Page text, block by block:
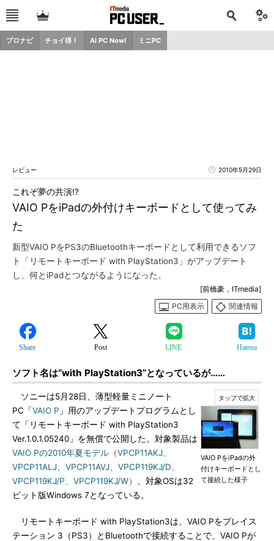
プロナビ チョイ得！ AI PC Now! ミニPC
レビュー 2010年5月29日
VAIO PをiPadの外付けキーボードとして使ってみ
た
これぞ夢の共演!?
新型VAIO PをPS3のBluetoothキーボードとして利用できるソフ
ト「リモートキーボード with PlayStation3」がアップデート
し、何とiPadとつながるようになった。
[前橋豪，ITmedia]
PC用表示
関連情報
Share Post LINE Hatena
ソフト名は“with PlayStation3”となっているが……
VAIO PをiPadの外
付けキーボードとし
て接続した様子
ソニーは5月28日、薄型軽量ミニノート
PC「VAIO P 」用のアップデートプログラムとし
て「リモートキーボード with PlayStation3
Ver.1.0.1.05240」を無償で公開した。対象製品は
VAIO Pの2010年夏モデル（VPCP11AKJ、
VPCP11ALJ、VPCP11AVJ、VPCP119KJ/D、
VPCP119KJ/P、VPCP119KJ/W）
、対象OSは32
ビット版Windows 7となっている。
リモートキーボード with PlayStation3は、VAIO Pをプレイス
テーション 3（PS3）とBluetoothで接続することで、VAIO Pが